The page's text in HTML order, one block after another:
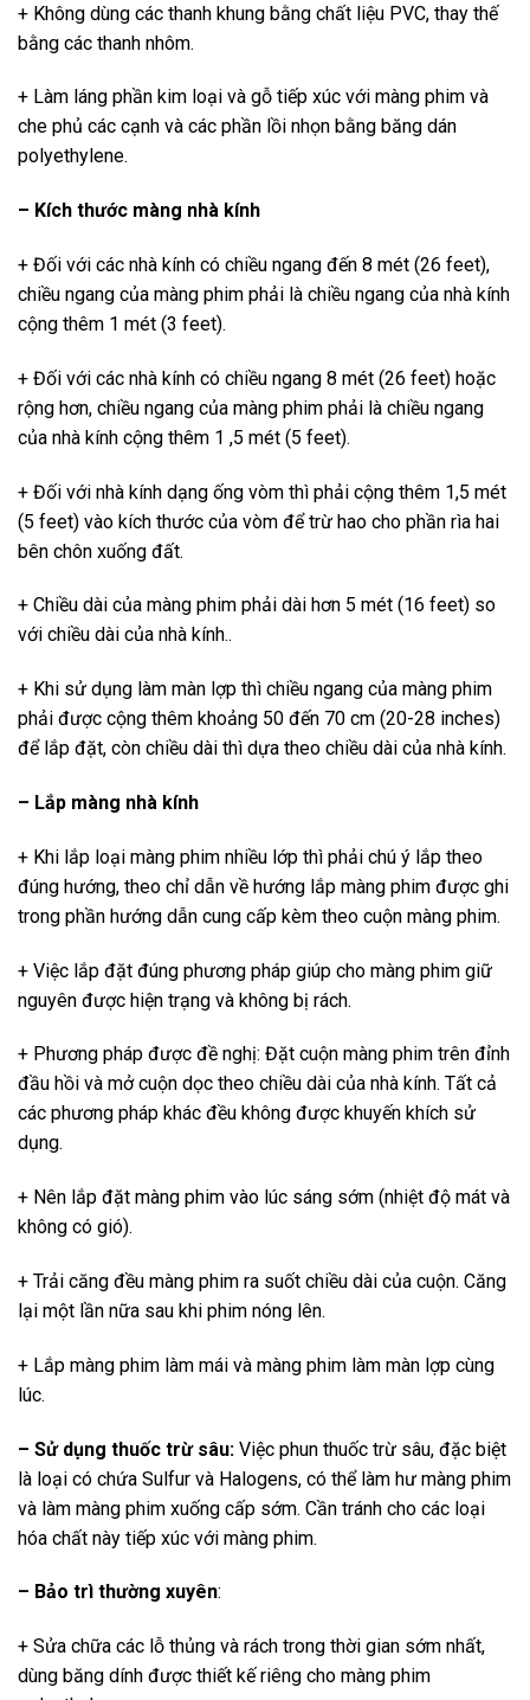
+ Không dùng các thanh khung bằng chất liệu PVC, thay thế
bằng các thanh nhôm.
+ Làm láng phần kim loại và gỗ tiếp xúc với màng phim và
che phủ các cạnh và các phần lồi nhọn bằng băng dán
polyethylene.
– Kích thước màng nhà kính
+ Đối với các nhà kính có chiều ngang đến 8 mét (26 feet),
chiều ngang của màng phim phải là chiều ngang của nhà kính
cộng thêm 1 mét (3 feet).
+ Đối với các nhà kính có chiều ngang 8 mét (26 feet) hoặc
rộng hơn, chiều ngang của màng phim phải là chiều ngang
của nhà kính cộng thêm 1 ,5 mét (5 feet).
+ Đối với nhà kính dạng ống vòm thì phải cộng thêm 1,5 mét
(5 feet) vào kích thước của vòm để trừ hao cho phần rìa hai
bên chôn xuống đất.
+ Chiều dài của màng phim phải dài hơn 5 mét (16 feet) so
với chiều dài của nhà kính..
+ Khi sử dụng làm màn lợp thì chiều ngang của màng phim
phải được cộng thêm khoảng 50 đến 70 cm (20-28 inches)
để lắp đặt, còn chiều dài thì dựa theo chiều dài của nhà kính.
– Lắp màng nhà kính
+ Khi lắp loại màng phim nhiều lớp thì phải chú ý lắp theo
đúng hướng, theo chỉ dẫn về hướng lắp màng phim được ghi
trong phần hướng dẫn cung cấp kèm theo cuộn màng phim.
+ Việc lắp đặt đúng phương pháp giúp cho màng phim giữ
nguyên được hiện trạng và không bị rách.
+ Phương pháp được đề nghị: Đặt cuộn màng phim trên đỉnh
đầu hồi và mở cuộn dọc theo chiều dài của nhà kính. Tất cả
các phương pháp khác đều không được khuyến khích sử
dụng.
+ Nên lắp đặt màng phim vào lúc sáng sớm (nhiệt độ mát và
không có gió).
+ Trải căng đều màng phim ra suốt chiều dài của cuộn. Căng
lại một lần nữa sau khi phim nóng lên.
+ Lắp màng phim làm mái và màng phim làm màn lợp cùng
lúc.
– Sử dụng thuốc trừ sâu: Việc phun thuốc trừ sâu, đặc biệt
là loại có chứa Sulfur và Halogens, có thể làm hư màng phim
và làm màng phim xuống cấp sớm. Cần tránh cho các loại
hóa chất này tiếp xúc với màng phim.
– Bảo trì thường xuyên:
+ Sửa chữa các lỗ thủng và rách trong thời gian sớm nhất,
dùng băng dính được thiết kế riêng cho màng phim